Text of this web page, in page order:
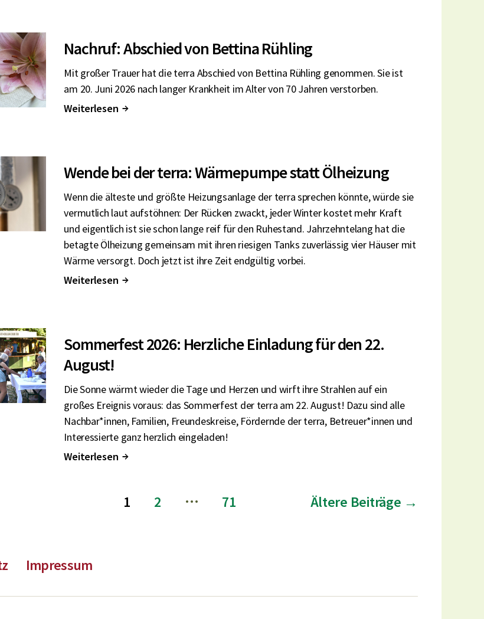
Nachruf: Abschied von Bettina Rühling
Mit großer Trauer hat die terra Abschied von Bettina Rühling genommen. Sie ist
am 20. Juni 2026 nach langer Krankheit im Alter von 70 Jahren verstorben.
Weiterlesen
↑
Wende bei der terra: Wärmepumpe statt Ölheizung
Wenn die älteste und größte Heizungsanlage der terra sprechen könnte, würde sie
vermutlich laut aufstöhnen: Der Rücken zwackt, jeder Winter kostet mehr Kraft
und eigentlich ist sie schon lange reif für den Ruhestand. Jahrzehntelang hat die
betagte Ölheizung gemeinsam mit ihren riesigen Tanks zuverlässig vier Häuser mit
Wärme versorgt. Doch jetzt ist ihre Zeit endgültig vorbei.
Weiterlesen
↑
Sommerfest 2026: Herzliche Einladung für den 22.
August!
Die Sonne wärmt wieder die Tage und Herzen und wirft ihre Strahlen auf ein
großes Ereignis voraus: das Sommerfest der terra am 22. August! Dazu sind alle
Nachbar*innen, Familien, Freundeskreise, Fördernde der terra, Betreuer*innen und
Interessierte ganz herzlich eingeladen!
Weiterlesen
↑
1 2 … 71 Ältere Beiträge →
Impressum